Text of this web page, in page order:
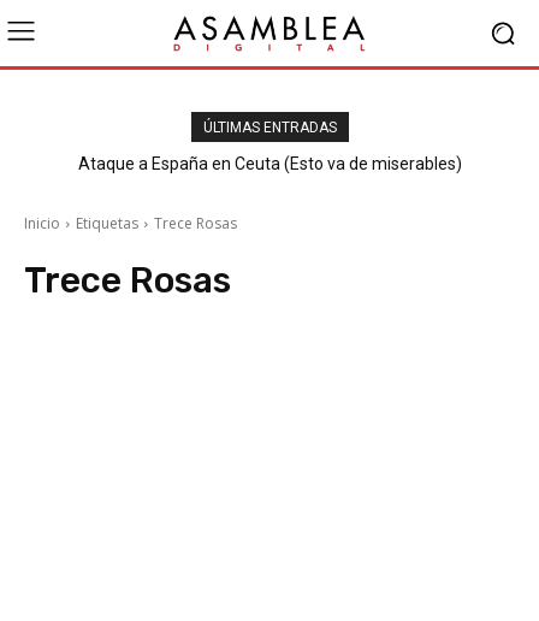
ÚLTIMAS ENTRADAS
Ataque a España en Ceuta (Esto va de miserables)
Inicio Etiquetas Trece Rosas
Trece Rosas